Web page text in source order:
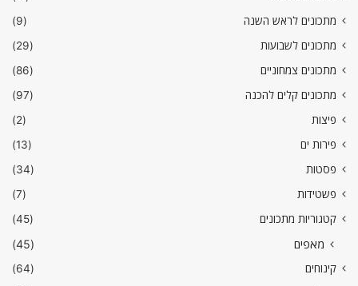
מתכונים לראש השנה
(9)
מתכונים לשבועות
(29)
מתכונים צמחוניים
(86)
מתכונים קלים להכנה
(97)
פיצות
(2)
פירות ים
(13)
פסטות
(34)
פשטידות
(7)
קטגוריות מתכונים
(45)
מאפים (45)
קינוחים
(64)